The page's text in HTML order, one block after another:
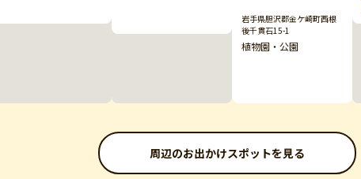
岩手県胆沢郡金ケ崎町西根
後千貫石15-1
植物園・公園
周辺のお出かけスポットを見る